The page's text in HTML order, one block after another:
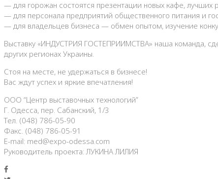
— для горожан состоятся презентации новых кафе,
— для персонала предприятий общественного питания и
— для владельцев бизнеса — обмен опытом, изучение
Выставку «ИНДУСТРИЯ ГОСТЕПРИИМСТВА» наша команда,
других регионах Украины.
Стоя на месте, не удержаться в бизнесе!
Вас ждут успех и яркие впечатления!
ООО “Центр выставочных технологий”
Г. Одесса, пер. Сабанский, 1/3
Тел. (048) 786-05-90
Факс. (048) 786-05-91
E-mail: med@expo-odessa.com
Руководитель проекта: ЛУКИНА ЛИЛИЯ